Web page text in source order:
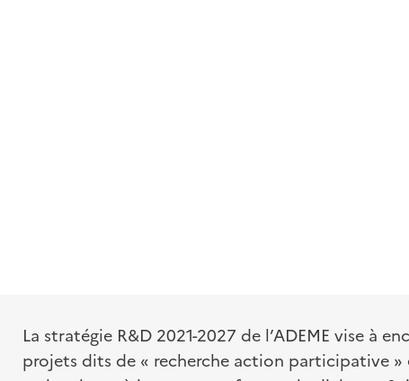
La stratégie R&D 2021-2027 de l’ADEME vise à
projets dits de « recherche action participative »